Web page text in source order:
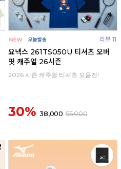
리뷰 11
요넥스 261TS050U 티셔츠 오버
핏 캐주얼 26시즌
2026 시즌 캐주얼 티셔츠 모음전!
30% 38,000 55,000